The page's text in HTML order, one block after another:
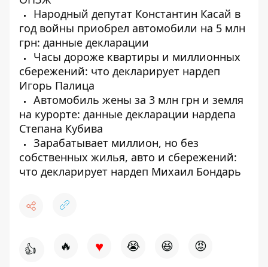
Народный депутат Константин Касай в
год войны приобрел автомобили на 5 млн
грн: данные декларации
Часы дороже квартиры и миллионных
сбережений: что декларирует нардеп
Игорь Палица
Автомобиль жены за 3 млн грн и земля
на курорте: данные декларации нардепа
Степана Кубива
Зарабатывает миллион, но без
собственных жилья, авто и сбережений:
что декларирует нардеп Михаил Бондарь
👍 🔥 ♥ 😭 😆 😡